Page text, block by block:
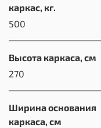
каркас, кг.
500
Высота каркаса, см
270
Ширина основания
каркаса, см